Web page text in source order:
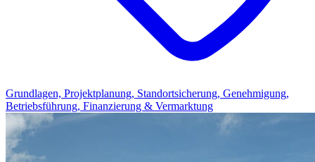
Grundlagen, Projektplanung, Standortsicherung, Genehmigung,
Betriebsführung, Finanzierung & Vermarktung